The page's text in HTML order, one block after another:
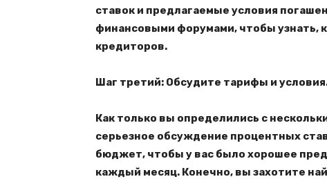
ставок и предлагаемые условия
финансовыми форумами, чтобы узнать,
кредиторов.
Шаг третий: Обсудите тарифы и
Как только вы определились с
серьезное обсуждение процентных
бюджет, чтобы у вас было хорошее
каждый месяц. Конечно, вы захотите